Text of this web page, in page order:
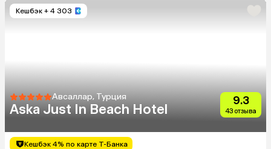
Кешбэк + 4 303
Авсаллар, Турция
Aska Just In Beach Hotel
9.3
43 отзыва
Кешбэк 4% по карте Т-Банка